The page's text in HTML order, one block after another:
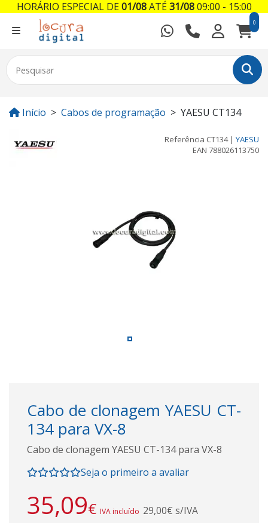
0
Início Cabos de programação YAESU CT134
Referência CT134| YAESU
EAN 788026113750
Cabo de clonagem YAESU CT-
134 para VX-8
Cabo de clonagem YAESU CT-134 para VX-8
Seja o primeiro a avaliar
35,09€ IVA incluído 29,00€ s/IVA
HORÁRIO ESPECIAL DE01/08ATÉ31/0809:00 - 15:00